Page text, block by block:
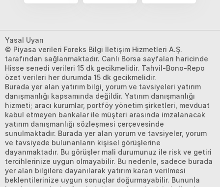
Yasal Uyarı
© Piyasa verileri Foreks Bilgi İletişim Hizmetleri A.Ş.
tarafından sağlanmaktadır. Canlı Borsa sayfaları haricinde
Hisse senedi verileri 15 dk gecikmelidir. Tahvil-Bono-Repo
özet verileri her durumda 15 dk gecikmelidir.
Burada yer alan yatırım bilgi, yorum ve tavsiyeleri yatırım
danışmanlığı kapsamında değildir. Yatırım danışmanlığı
hizmeti; aracı kurumlar, portföy yönetim şirketleri, mevduat
kabul etmeyen bankalar ile müşteri arasında imzalanacak
yatırım danışmanlığı sözleşmesi çerçevesinde
sunulmaktadır. Burada yer alan yorum ve tavsiyeler, yorum
ve tavsiyede bulunanların kişisel görüşlerine
dayanmaktadır. Bu görüşler mali durumunuz ile risk ve getiri
tercihlerinize uygun olmayabilir. Bu nedenle, sadece burada
yer alan bilgilere dayanılarak yatırım kararı verilmesi
beklentilerinize uygun sonuçlar doğurmayabilir. Bununla